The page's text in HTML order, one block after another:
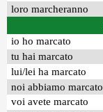
loro marcheranno
io ho marcato
tu hai marcato
lui/lei ha marcato
noi abbiamo marcato
voi avete marcato